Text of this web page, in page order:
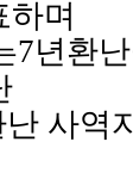
하며
7년환
난 사역